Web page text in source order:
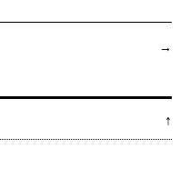
новости →
↑